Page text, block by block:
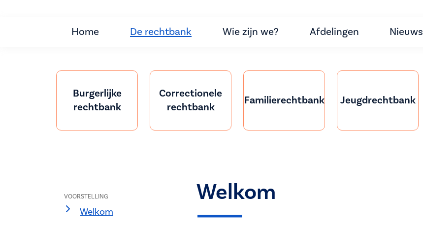
Home De rechtbank Wie zijn we? Afdelingen Nieuws
Burgerlijke
rechtbank
Correctionele
rechtbank
Familierechtbank Jeugdrechtbank
VOORSTELLING
Welkom
Welkom